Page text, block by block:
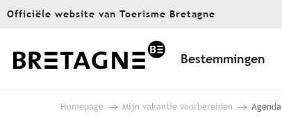
Aller
principal
Officiële website van Toerisme Bretagne
Bestemmingen
Homepage Mijn vakantie voorbereiden Agenda